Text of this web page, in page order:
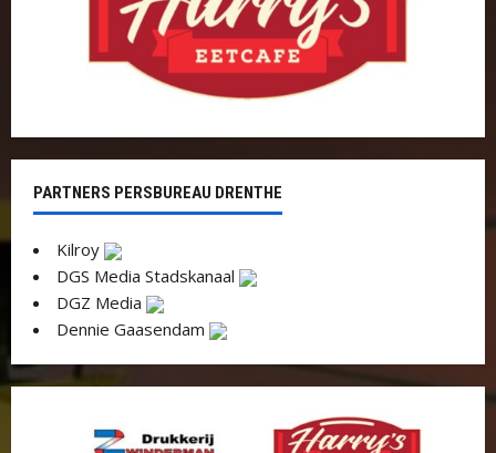
PARTNERS PERSBUREAU DRENTHE
Kilroy
DGS Media Stadskanaal
DGZ Media
Dennie Gaasendam